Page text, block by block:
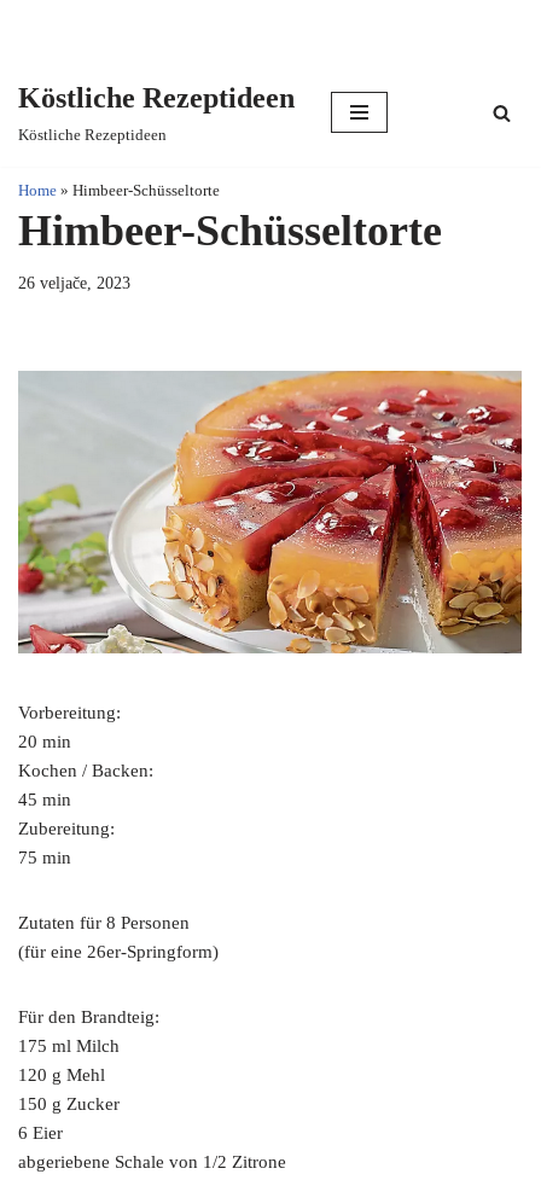
content
Köstliche Rezeptideen
Köstliche Rezeptideen
Home » Himbeer-Schüsseltorte
Himbeer-Schüsseltorte
26 veljače, 2023
Vorbereitung:
20 min
Kochen / Backen:
45 min
Zubereitung:
75 min
Zutaten für 8 Personen
(für eine 26er-Springform)
Für den Brandteig:
175 ml Milch
120 g Mehl
150 g Zucker
6 Eier
abgeriebene Schale von 1/2 Zitrone